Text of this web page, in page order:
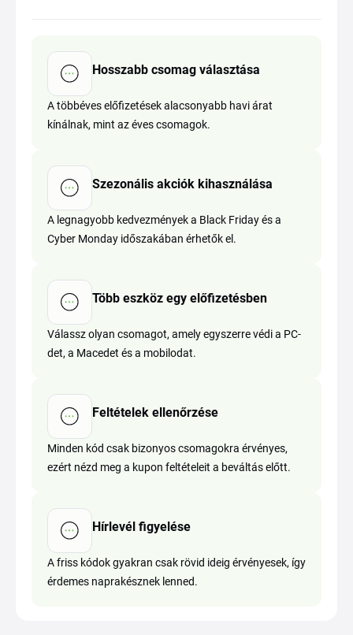
Hosszabb csomag választása
A többéves előfizetések alacsonyabb havi árat
kínálnak, mint az éves csomagok.
Szezonális akciók kihasználása
A legnagyobb kedvezmények a Black Friday és a
Cyber Monday időszakában érhetők el.
Több eszköz egy előfizetésben
Válassz olyan csomagot, amely egyszerre védi a PC-
det, a Macedet és a mobilodat.
Feltételek ellenőrzése
Minden kód csak bizonyos csomagokra érvényes,
ezért nézd meg a kupon feltételeit a beváltás előtt.
Hírlevél figyelése
A friss kódok gyakran csak rövid ideig érvényesek, így
érdemes naprakésznek lenned.